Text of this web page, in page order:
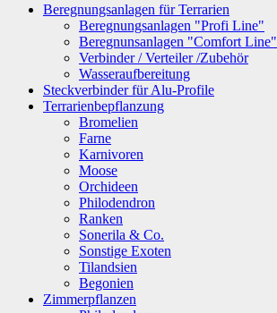
Beregnungsanlagen für Terrarien
Beregnungsanlagen "Profi Line"
Beregnunsanlagen "Comfort Line"
Verbinder / Verteiler /Zubehör
Wasseraufbereitung
Steckverbinder für Alu-Profile
Terrarienbepflanzung
Bromelien
Farne
Karnivoren
Moose
Orchideen
Philodendron
Ranken
Sonerila & Co.
Sonstige Exoten
Tilandsien
Begonien
Zimmerpflanzen